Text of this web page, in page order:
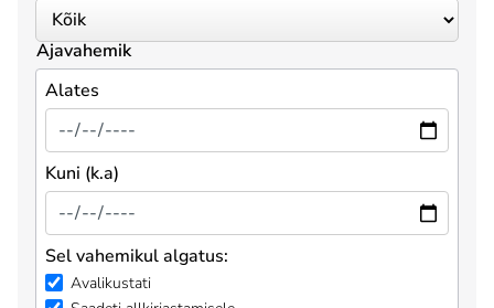
Ajavahemik
Alates
Kuni (k.a)
Sel vahemikul algatus:
Avalikustati